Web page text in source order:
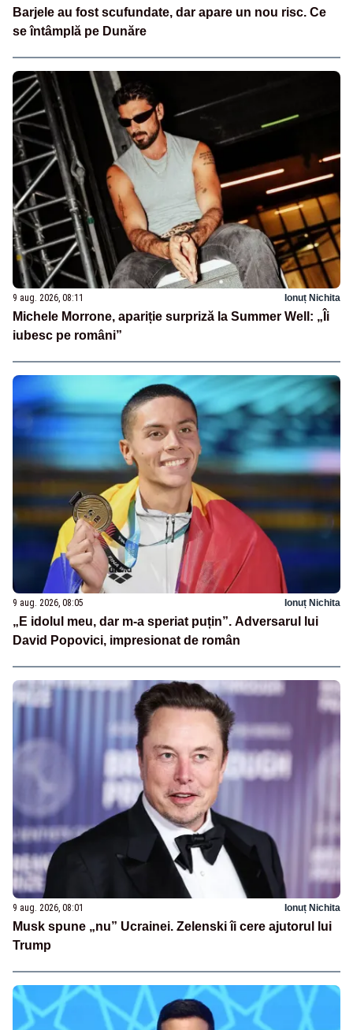
Barjele au fost scufundate, dar apare un nou risc. Ce
se întâmplă pe Dunăre
9 aug. 2026, 08:11 Ionuț Nichita
Michele Morrone, apariție surpriză la Summer Well: „Îi
iubesc pe români”
9 aug. 2026, 08:05 Ionuț Nichita
„E idolul meu, dar m-a speriat puțin”. Adversarul lui
David Popovici, impresionat de român
9 aug. 2026, 08:01 Ionuț Nichita
Musk spune „nu” Ucrainei. Zelenski îi cere ajutorul lui
Trump